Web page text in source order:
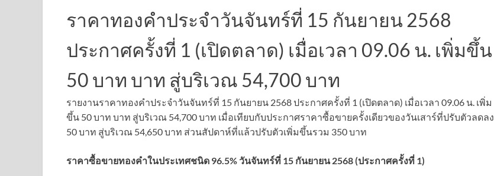
ราคาทองคําประจำวันจันทร์ที่ 15 กันยายน 2568
ประกาศครั้งที่ 1 (เปิดตลาด) เมื่อเวลา 09.06 น. เพิ่มขึ้น
50 บาท บาท สู่บริเวณ 54,700 บาท
รายงานราคาทองคําประจำวันจันทร์ที่ 15 กันยายน 2568 ประกาศครั้งที่ 1 (เปิดตลาด) เมื่อเวลา 09.06 น. เพิ่ม
ขึ้น 50 บาท บาท สู่บริเวณ 54,700 บาท เมื่อเทียบกับประกาศราคาซื้อขายครั้งเดียวของวันเสาร์ที่ปรับตัวลดลง
50 บาท สู่บริเวณ 54,650 บาท ส่วนสัปดาห์ที่แล้วปรับตัวเพิ่มขึ้นรวม 350 บาท
ราคาซื้อขายทองคําในประเทศชนิด 96.5% วันจันทร์ที่ 15 กันยายน 2568 (ประกาศครั้งที่ 1)